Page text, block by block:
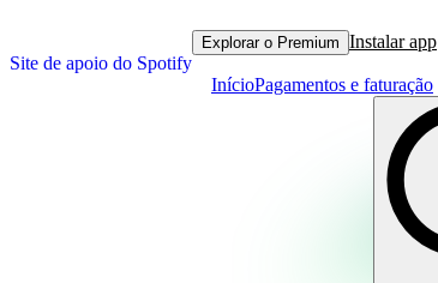
Site de apoio do Spotify
Explorar o Premium Instalar app
InícioPagamentos e faturação